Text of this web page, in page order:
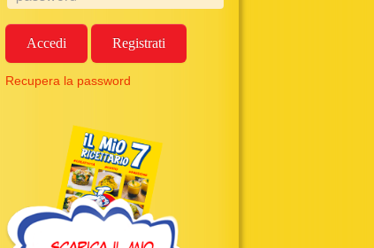
Accedi Registrati
Recupera la password